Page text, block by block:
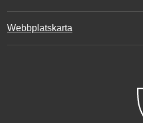
Webbplatskarta